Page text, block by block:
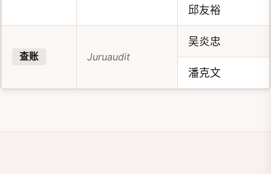
邱友裕
查账 Juruaudit
吴炎忠
潘克文